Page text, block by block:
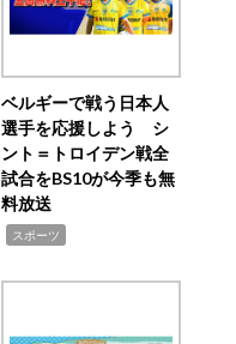
ベルギーで戦う日本人
選手を応援しよう シ
ント＝トロイデン戦全
試合をBS10が今季も無
料放送
スポーツ